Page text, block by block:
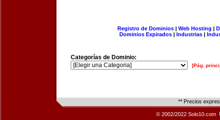
Registro de Dominios| Web Hosting |
Dominios Expirados | Industrias |
Categorías de Dominio:
[Pág.
** Precios
© 2002/2022 Solo10.com